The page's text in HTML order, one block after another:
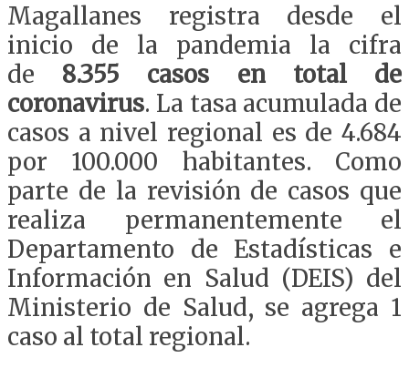
Magallanes registra desde el
inicio de la pandemia la cifra
de 8.355 casos en total de
coronavirus. La tasa acumulada de
casos a nivel regional es de 4.684
por 100.000 habitantes. Como
parte de la revisión de casos que
realiza permanentemente el
Departamento de Estadísticas e
Información en Salud (DEIS) del
Ministerio de Salud, se agrega 1
caso al total regional.